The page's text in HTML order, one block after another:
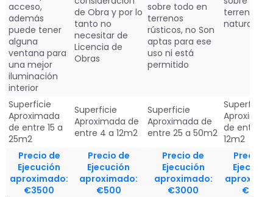
acceso,
además
puede tener
alguna
ventana para
una mejor
iluminación
interior
de Obra y por lo
tanto no
necesitar de
Licencia de
Obras
sobre todo en
terrenos
rústicos, no Son
aptas para ese
uso ni está
permitido
terreno
natural.
Superficie
Aproximada
de entre 15 a
25m2
Superficie
Aproximada de
entre 4 a 12m2
Superficie
Aproximada de
entre 25 a 50m2
Superficie
de entre 4
12m2
Precio de
Ejecución
aproximado:
€3500
Precio de
Ejecución
aproximado:
€500
Precio de
Ejecución
aproximado:
€3000
Precio
€600